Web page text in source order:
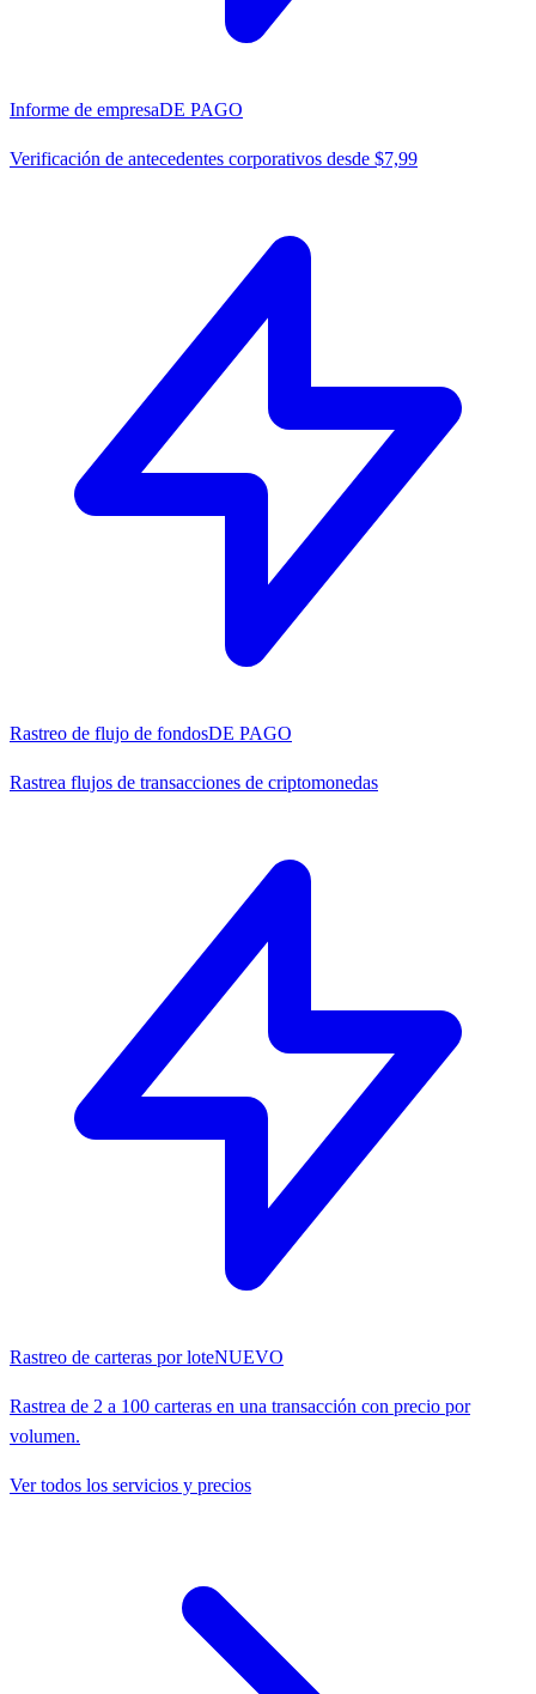
Informe de empresaDE PAGO
Verificación de antecedentes corporativos desde $7,99
Rastreo de flujo de fondosDE PAGO
Rastrea flujos de transacciones de criptomonedas
Rastreo de carteras por loteNUEVO
Rastrea de 2 a 100 carteras en una transacción con precio por
volumen.
Ver todos los servicios y precios